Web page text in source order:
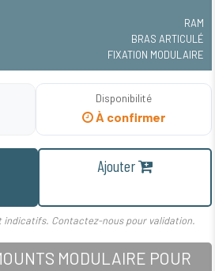
RAM
BRAS ARTICULÉ
FIXATION MODULAIRE
Disponibilité
À confirmer
Ajouter
Contactez-nous pour validation.
MODULAIRE POUR